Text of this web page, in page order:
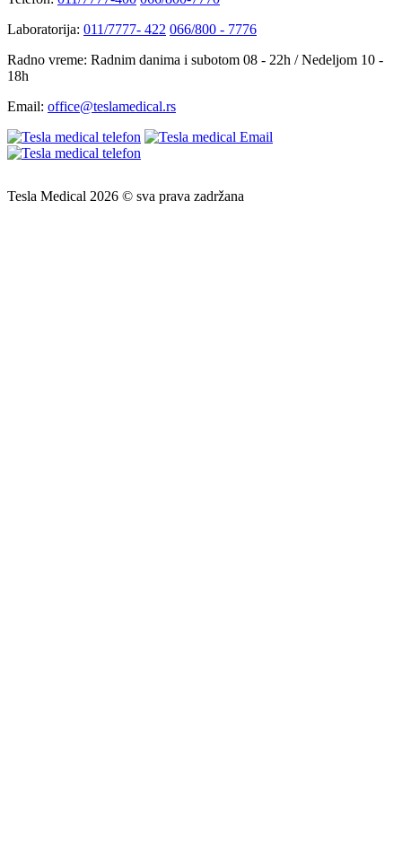
Laboratorija: 011/7777- 422 066/800 - 7776
Radno vreme: Radnim danima i subotom 08 - 22h / Nedeljom 10 -
18h
Email: office@teslamedical.rs
Tesla Medical 2026 © sva prava zadržana